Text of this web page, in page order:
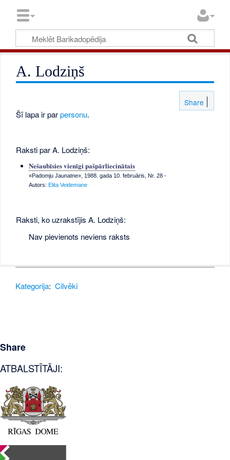
A. Lodziņš
Share
Šī lapa ir parpersonu.
Raksti par A. Lodziņš:
Nešaubīsies vienīgi pašpārliecinātais
«Padomju Jaunatne», 1988. gada 10. februāris, Nr. 28-
Autors: Elita Veidemane
Raksti, ko uzrakstījis A. Lodziņš:
Nav pievienots neviens raksts
Kategorija: Cilvēki
Share
ATBALSTĪTĀJI: